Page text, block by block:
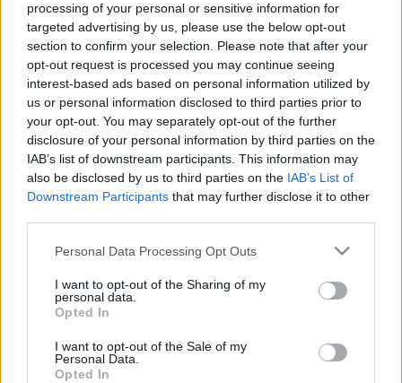
processing of your personal or sensitive information for
targeted advertising by us, please use the below opt-out
section to confirm your selection. Please note that after your
opt-out request is processed you may continue seeing
interest-based ads based on personal information utilized by
us or personal information disclosed to third parties prior to
your opt-out. You may separately opt-out of the further
disclosure of your personal information by third parties on the
IAB’s list of downstream participants. This information may
also be disclosed by us to third parties on the IAB’s List of
Downstream Participants that may further disclose it to other
Please note that this website/app uses one or more Google
not limited to your visit or usage behaviour. You may click to
grant or deny consent to Google and its third-party tags to
use your data for below specified purposes in below Google
consent section.
Personal Data Processing Opt Outs
I want to opt-out of the Sharing of my
personal data.
Opted In
I want to opt-out of the Sale of my
Personal Data.
Opted In
Ulrichállítólag azóta rendkívül népszerűtlen - enyhén
fogalmazunk, ha ezt írjuk - többek szemében.
Nemrég aThe Mail On Sundaylap mellékleteként új
lemezét ingyen osztogató (vajon mit szóltak ehhez a
lemezboltosok és a zeneipar képviselői?) Prince
bejelentette, unja már, hogy amikor csak leül a számítógépe
elé és felmegy aYouTube oldalára, rendkívül sok anyagot
pedig a fellépéseken alapos motozásnak vetették alá a
rajongókat, nehogy valaki - puszta véletlenségből -
képrögzítésre használt eszközökkel látogasson ki az
eseményekre.